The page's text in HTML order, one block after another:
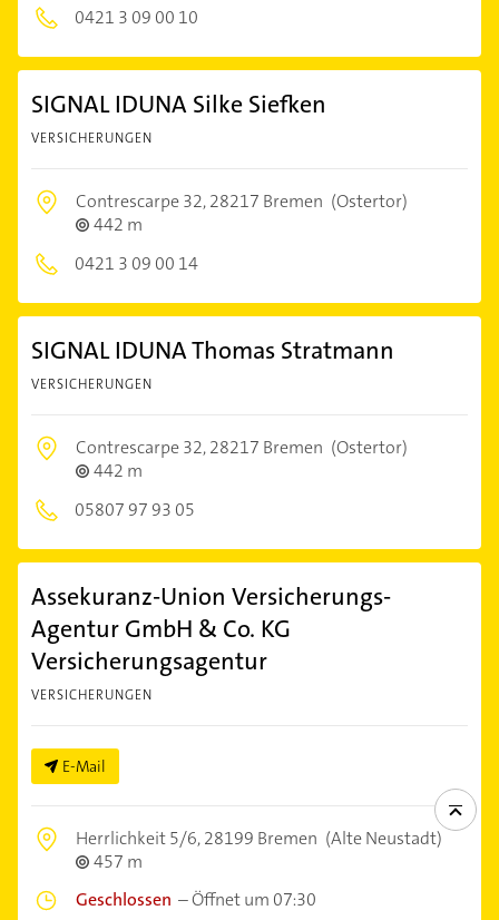
0421 3 09 00 10
SIGNAL IDUNA Silke Siefken
VERSICHERUNGEN
Contrescarpe 32,28217 Bremen (Ostertor)
442 m
0421 3 09 00 14
SIGNAL IDUNA Thomas Stratmann
VERSICHERUNGEN
Contrescarpe 32,28217 Bremen (Ostertor)
442 m
05807 97 93 05
Assekuranz-Union Versicherungs-
Agentur GmbH & Co. KG
Versicherungsagentur
VERSICHERUNGEN
E-Mail
Herrlichkeit 5/6,28199 Bremen (Alte Neustadt)
457 m
Geschlossen –Öffnet um 07:30